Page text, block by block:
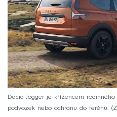
Dacia Jogger je křížencem
podvozek nebo ochranu do terénu.